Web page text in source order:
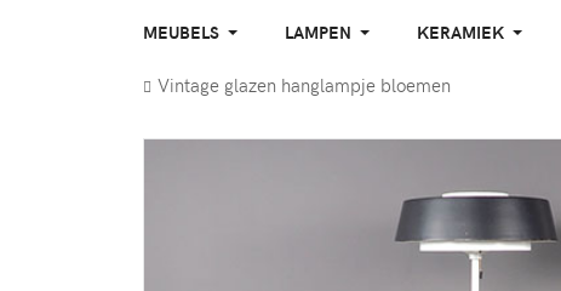
MEUBELS LAMPEN KERAMIEK
Vintage glazen hanglampje bloemen